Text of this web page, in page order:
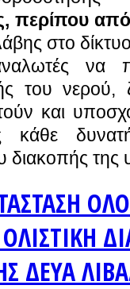
περίπου
στο
να
του
και
διακοπής της
ΔΕΥΑ